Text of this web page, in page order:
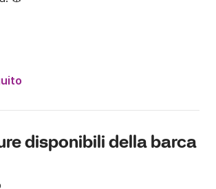
per crociere tranquille o uscite più
CV che garantisce ottime prestazioni
ragionevoli (circa 25 l/h).
disponibili della barca